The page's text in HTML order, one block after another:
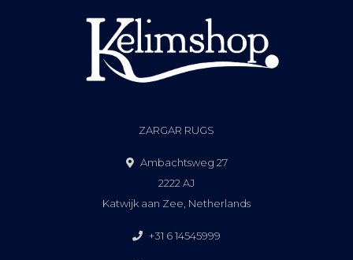
ZARGAR RUGS
Ambachtsweg 27
2222 AJ
Katwijk aan Zee, Netherlands
+31 6 14545999